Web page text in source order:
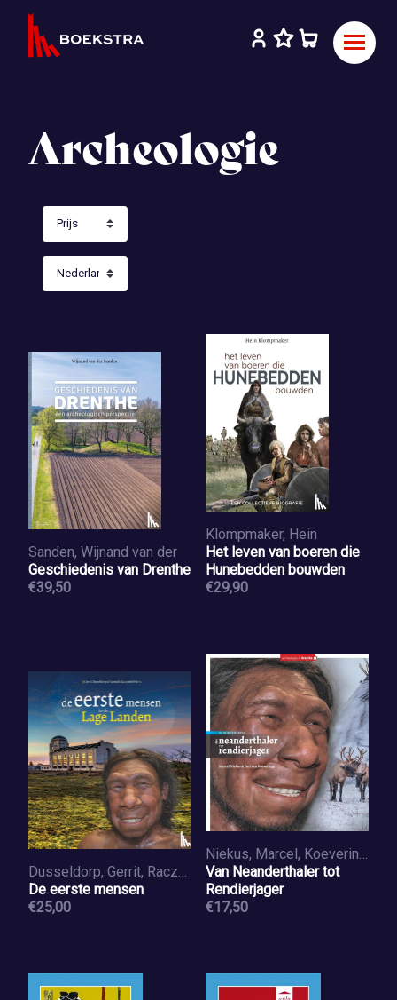
Archeologie
Sanden, Wijnand van der
Geschiedenis van Drenthe
€39,50
Klompmaker, Hein
Het leven van boeren die
Hunebedden bouwden
€29,90
Dusseldorp, Gerrit, Raczynski-Henk, Yannick
De eerste mensen
€25,00
Niekus, Marcel, Koeveringe, Yuri van
Van Neanderthaler tot
Rendierjager
€17,50